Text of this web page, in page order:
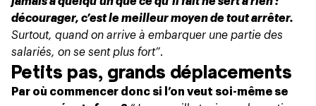
décourager, c’est le meilleur moyen de tout arrêter.
Surtout, quand on arrive à embarquer une partie des
salariés, on se sent plus fort”.
Petits pas, grands déplacements
Par où commencer donc si l’on veut soi-même se